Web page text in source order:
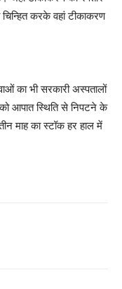
चिन्हित करके वहां टीकाकरण
का भी सरकारी अस्पतालों
आपात स्थिति से निपटने के
माह का स्टॉक हर हाल में